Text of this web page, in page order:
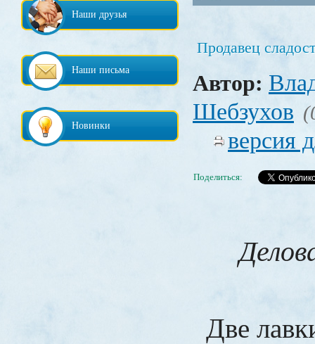
Наши друзья
Наши письма
Новинки
Продавец
Автор:
Шебзухов
версия
Поделиться:
Две